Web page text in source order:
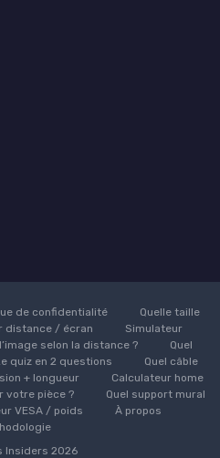
de confidentialité
Quelle taille
distance / écran
Simulateur
selon la distance ?
Quel
quiz en 2 questions
Quel câble
+ longueur
Calculateur home
votre pièce ?
Quel support mural
VESA / poids
À propos
Insiders 2026